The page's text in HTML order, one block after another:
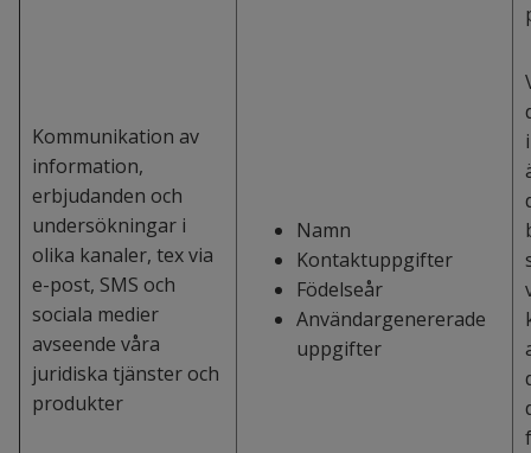
Kommunikation av
information,
erbjudanden och
undersökningar i
olika kanaler, tex via
e-post, SMS och
sociala medier
avseende våra
juridiska tjänster och
produkter
Namn
Kontaktuppgifter
Födelseår
Användargenererade
uppgifter